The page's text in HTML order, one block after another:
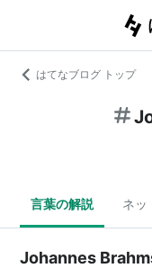
はてなブログ トップ
言葉の解説 ネッ
Johannes